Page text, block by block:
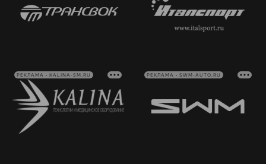
РЕКЛАМА • KALINA-SM.RU РЕКЛАМА • SWM-AUTO.RU